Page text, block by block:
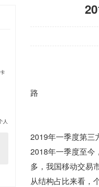
人
路
2019年一季度第三
2018年一季度至今
多，我国移动交易
从结构占比来看，